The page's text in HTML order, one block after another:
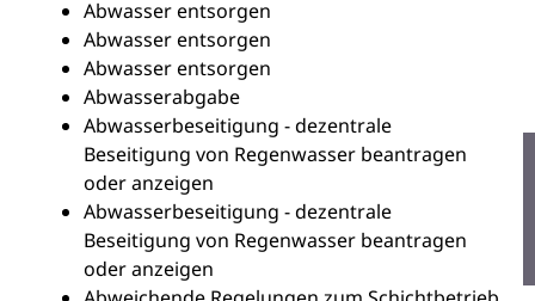
Abwasser entsorgen
Abwasser entsorgen
Abwasser entsorgen
Abwasserabgabe
Abwasserbeseitigung - dezentrale
Beseitigung von Regenwasser beantragen
oder anzeigen
Abwasserbeseitigung - dezentrale
Beseitigung von Regenwasser beantragen
oder anzeigen